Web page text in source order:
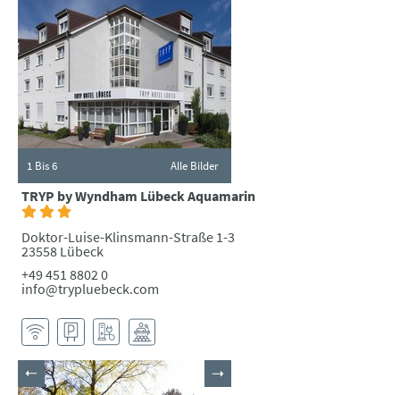
1 Bis 6 Alle Bilder
TRYP by Wyndham Lübeck Aquamarin
Doktor-Luise-Klinsmann-Straße 1-3
23558 Lübeck
+49 451 8802 0
info@trypluebeck.com